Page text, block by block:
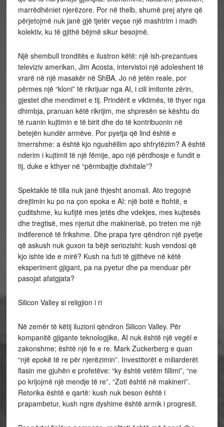
marrëdhëniet njerëzore. Por në thelb, shumë prej atyre që
përjetojmë nuk janë gjë tjetër veçse një mashtrim i madh
kolektiv, ku të gjithë bëjmë sikur besojmë.
Një shembull tronditës e ilustron këtë: një ish-prezantues
televiziv amerikan, Jim Acosta, intervistoi një adoleshent të
vrarë në një masakër në ShBA. Jo në jetën reale, por
përmes një “kloni” të rikrijuar nga AI, i cili imitonte zërin,
gjestet dhe mendimet e tij. Prindërit e viktimës, të thyer nga
dhimbja, pranuan këtë rikrijim, me shpresën se kështu do
të ruanin kujtimin e të birit dhe do të kontribuonin në
betejën kundër armëve. Por pyetja që lind është e
tmerrshme: a është kjo ngushëllim apo shfrytëzim? A është
nderim i kujtimit të një fëmije, apo një përdhosje e fundit e
tij, duke e kthyer në “përmbajtje dixhitale”?
Spektakle të tilla nuk janë thjesht anomali. Ato tregojnë
drejtimin ku po na çon epoka e AI: një botë e ftohtë, e
çuditshme, ku kufijtë mes jetës dhe vdekjes, mes kujtesës
dhe tregtisë, mes njeriut dhe makinerisë, po treten me një
indiferencë të frikshme. Dhe prapa tyre qëndron një pyetje
që askush nuk guxon ta bëjë seriozisht: kush vendosi që
kjo ishte ide e mirë? Kush na futi të gjithëve në këtë
eksperiment gjigant, pa na pyetur dhe pa menduar për
pasojat afatgjata?
Silicon Valley si religjion i ri
Në zemër të këtij iluzioni qëndron Silicon Valley. Për
kompanitë gjigante teknologjike, AI nuk është një vegël e
zakonshme; është një fe e re. Mark Zuckerberg e quan
“një epokë të re për njerëzimin”. Investitorët e miliarderët
flasin me gjuhën e profetëve: “ky është vetëm fillimi”, “ne
po krijojmë një mendje të re”, “Zoti është në makineri”.
Retorika është e qartë: kush nuk beson është i
prapambetur, kush ngre dyshime është armik i progresit.